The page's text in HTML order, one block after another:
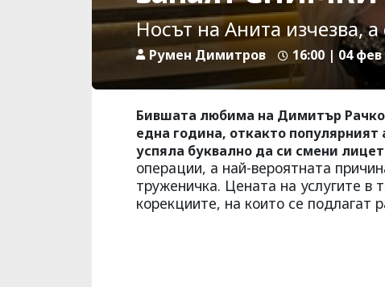
Носът на Анита изчезва,
Румен Димитров 16:00 | 04 фев
Бившата любима на Димитър
една година, откакто
успяла буквално да си смени
операции, а най-вероятната
труженичка. Цената на услугите в
корекциите, на които се подлагат